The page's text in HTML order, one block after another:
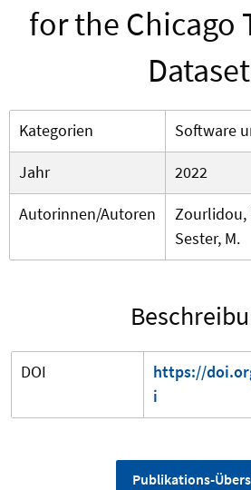
for the Chicago
Kategorien
Software
Jahr
2022
Autorinnen/Autoren
Zourlidou,
Sester, M.
DOI
https://
i
Publikations-